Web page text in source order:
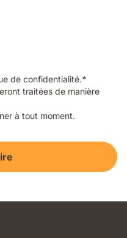
de confidentialité.*
traitées de manière
à tout moment.